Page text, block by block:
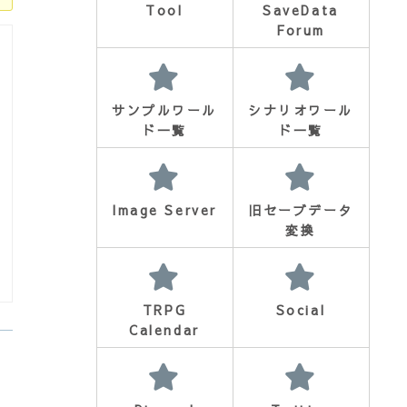
Tool
SaveData
Forum
サンプルワール
ド一覧
シナリオワール
ド一覧
Image Server
旧セーブデータ
変換
TRPG
Calendar
Social